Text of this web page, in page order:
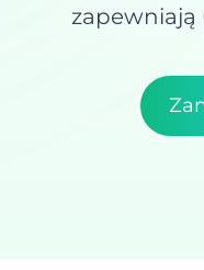
zapewniają